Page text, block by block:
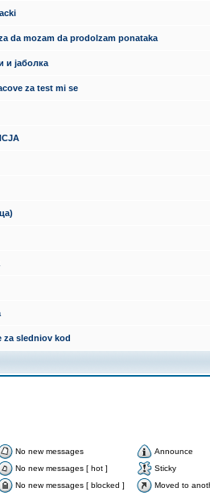
da mozam da prodolzam ponataka
и јаболка
za test mi se
za sledniov kod
No new messages
Announce
No new messages [ hot ]
Sticky
No new messages [ blocked ] Moved to